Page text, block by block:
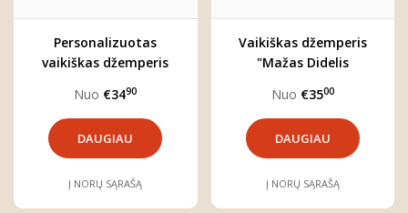
Personalizuotas
vaikiškas džemperis
meškutis"
Nuo €3490
DAUGIAU
Į NORŲ SĄRAŠĄ
Vaikiškas džemperis
"Mažas Didelis
Nuo €3500
DAUGIAU
Į NORŲ SĄRAŠĄ